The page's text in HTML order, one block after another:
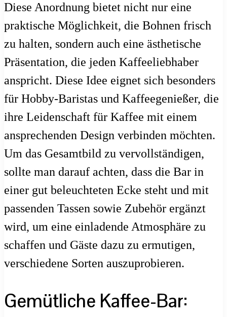
Diese Anordnung bietet nicht nur eine
praktische Möglichkeit, die Bohnen frisch
zu halten, sondern auch eine ästhetische
Präsentation, die jeden Kaffeeliebhaber
anspricht. Diese Idee eignet sich besonders
für Hobby-Baristas und Kaffeegenießer, die
ihre Leidenschaft für Kaffee mit einem
ansprechenden Design verbinden möchten.
Um das Gesamtbild zu vervollständigen,
sollte man darauf achten, dass die Bar in
einer gut beleuchteten Ecke steht und mit
passenden Tassen sowie Zubehör ergänzt
wird, um eine einladende Atmosphäre zu
schaffen und Gäste dazu zu ermutigen,
verschiedene Sorten auszuprobieren.
Gemütliche Kaffee-Bar: